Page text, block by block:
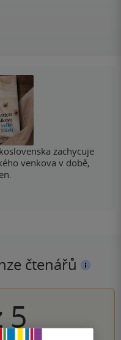
zachycuje
venkova v době,
čtenářů
5